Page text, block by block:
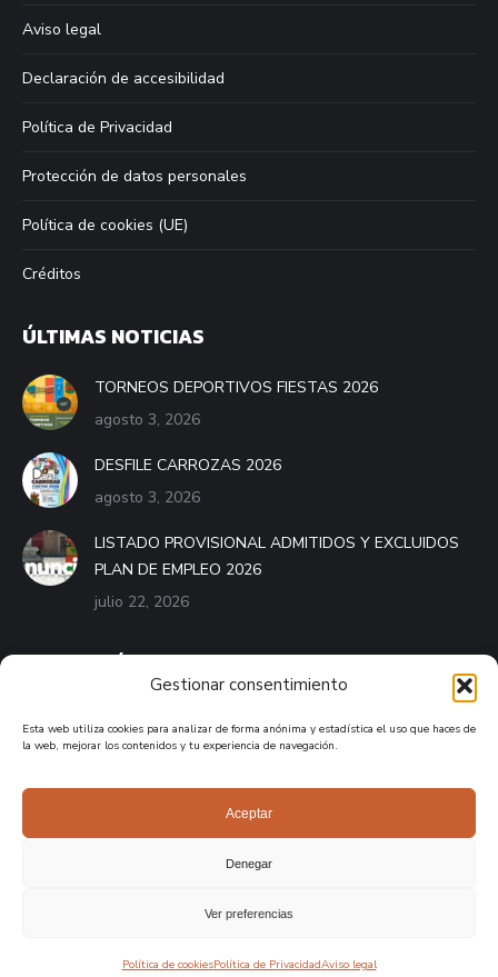
Gestionar consentimiento
Esta web utiliza cookies para analizar de forma anónima y estadística el uso que haces de
la web, mejorar los contenidos y tu experiencia de navegación.
Aceptar
Denegar
Ver preferencias
Política de cookiesPolítica de PrivacidadAviso legal
Aviso legal
Declaración de accesibilidad
Política de Privacidad
Protección de datos personales
Política de cookies (UE)
Créditos
ÚLTIMAS NOTICIAS
TORNEOS DEPORTIVOS FIESTAS 2026
agosto 3, 2026
DESFILE CARROZAS 2026
agosto 3, 2026
LISTADO PROVISIONAL ADMITIDOS Y EXCLUIDOS
PLAN DE EMPLEO 2026
julio 22, 2026
BANDO MÓVIL
cualquier ayuntamiento de España una aplicación móvil
Estudio